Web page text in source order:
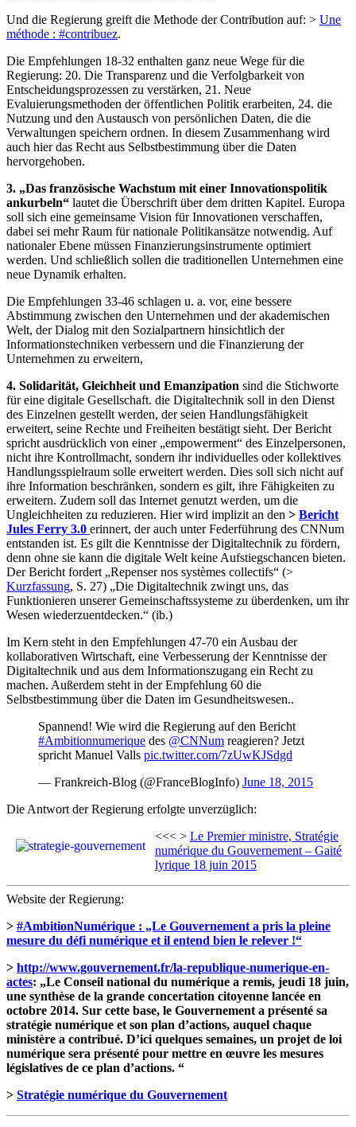
Und die Regierung greift die Methode der Contribution auf: > Une
méthode : #contribuez.
Die Empfehlungen 18-32 enthalten ganz neue Wege für die
Regierung: 20. Die Transparenz und die Verfolgbarkeit von
Entscheidungsprozessen zu verstärken, 21. Neue
Evaluierungsmethoden der öffentlichen Politik erarbeiten, 24. die
Nutzung und den Austausch von persönlichen Daten, die die
Verwaltungen speichern ordnen. In diesem Zusammenhang wird
auch hier das Recht aus Selbstbestimmung über die Daten
hervorgehoben.
3. „Das französische Wachstum mit einer Innovationspolitik
ankurbeln“ lautet die Überschrift über dem dritten Kapitel. Europa
soll sich eine gemeinsame Vision für Innovationen verschaffen,
dabei sei mehr Raum für nationale Politikansätze notwendig. Auf
nationaler Ebene müssen Finanzierungsinstrumente optimiert
werden. Und schließlich sollen die traditionellen Unternehmen eine
neue Dynamik erhalten.
Die Empfehlungen 33-46 schlagen u. a. vor, eine bessere
Abstimmung zwischen den Unternehmen und der akademischen
Welt, der Dialog mit den Sozialpartnern hinsichtlich der
Informationstechniken verbessern und die Finanzierung der
Unternehmen zu erweitern,
4. Solidarität, Gleichheit und Emanzipation sind die Stichworte
für eine digitale Gesellschaft. die Digitaltechnik soll in den Dienst
des Einzelnen gestellt werden, der seien Handlungsfähigkeit
erweitert, seine Rechte und Freiheiten bestätigt sieht. Der Bericht
spricht ausdrücklich von einer „empowerment“ des Einzelpersonen,
nicht ihre Kontrollmacht, sondern ihr individuelles oder kollektives
Handlungsspielraum solle erweitert werden. Dies soll sich nicht auf
ihre Information beschränken, sondern es gilt, ihre Fähigkeiten zu
erweitern. Zudem soll das Internet genutzt werden, um die
Ungleichheiten zu reduzieren. Hier wird implizit an den > Bericht
Jules Ferry 3.0 erinnert, der auch unter Federführung des CNNum
entstanden ist. Es gilt die Kenntnisse der Digitaltechnik zu fördern,
denn ohne sie kann die digitale Welt keine Aufstiegschancen bieten.
Der Bericht fordert „Repenser nos systèmes collectifs“ (>
Kurzfassung, S. 27) „Die Digitaltechnik zwingt uns, das
Funktionieren unserer Gemeinschaftssysteme zu überdenken, um ihr
Wesen wiederzuentdecken.“ (ib.)
Im Kern steht in den Empfehlungen 47-70 ein Ausbau der
kollaborativen Wirtschaft, eine Verbesserung der Kenntnisse der
Digitaltechnik und aus dem Informationszugang ein Recht zu
machen. Außerdem steht in der Empfehlung 60 die
Selbstbestimmung über die Daten im Gesundheitswesen..
Spannend! Wie wird die Regierung auf den Bericht
#Ambitionnumerique des @CNNum reagieren? Jetzt
spricht Manuel Valls pic.twitter.com/7zUwKJSdgd
— Frankreich-Blog (@FranceBlogInfo) June 18, 2015
Die Antwort der Regierung erfolgte unverzüglich:
<<< > Le Premier ministre, Stratégie
numérique du Gouvernement – Gaité
lyrique 18 juin 2015
Website der Regierung:
> #AmbitionNumérique : „Le Gouvernement a pris la pleine
mesure du défi numérique et il entend bien le relever !“
> http://www.gouvernement.fr/la-republique-numerique-en-
actes: „Le Conseil national du numérique a remis, jeudi 18 juin,
une synthèse de la grande concertation citoyenne lancée en
octobre 2014. Sur cette base, le Gouvernement a présenté sa
stratégie numérique et son plan d’actions, auquel chaque
ministère a contribué. D’ici quelques semaines, un projet de loi
numérique sera présenté pour mettre en œuvre les mesures
législatives de ce plan d’actions. “
> Stratégie numérique du Gouvernement